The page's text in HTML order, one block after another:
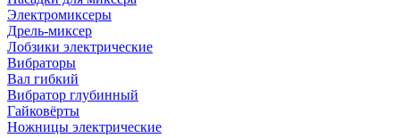
Электромиксеры
Дрель-миксер
Лобзики электрические
Вибраторы
Вал гибкий
Вибратор глубинный
Гайковёрты
Ножницы электрические